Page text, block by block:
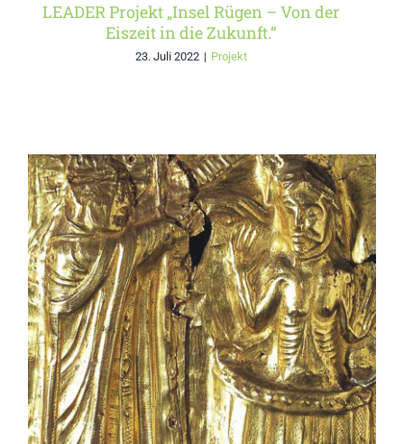
LEADER Projekt „Insel Rügen – Von der
Eiszeit in die Zukunft.“
23. Juli 2022 | Projekt
Projekt: Rügen braucht ein
„Rügen-Museum“